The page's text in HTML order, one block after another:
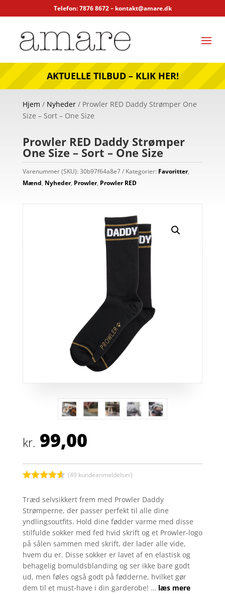
Telefon: 7876 8672 – kontakt@amare.dk
AKTUELLE TILBUD – KLIK HER!
Hjem / Nyheder/ Prowler RED Daddy Strømper One
Size – Sort – One Size
Prowler RED Daddy Strømper
One Size – Sort – One Size
Varenummer (SKU): 30b97f64a8e7 Kategorier: Favoritter,
Mænd, Nyheder, Prowler, Prowler RED
kr. 99,00
ud af 5
baseret
på
kundebedø
mmelser
(49 kundeanmeldelser)
Træd selvsikkert frem med Prowler Daddy
Strømperne, der passer perfekt til alle dine
yndlingsoutfits. Hold dine fødder varme med disse
stilfulde sokker med fed hvid skrift og et Prowler-logo
på sålen sammen med skrift, der lader alle vide,
hvem du er. Disse sokker er lavet af en elastisk og
behagelig bomuldsblanding og ser ikke bare godt
ud, men føles også godt på fødderne, hvilket gør
dem til et must-have i din garderobe! … læs mere